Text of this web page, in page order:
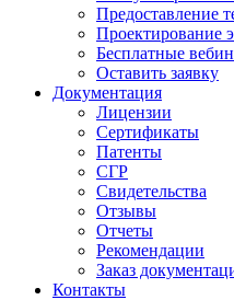
Предоставление
Проектирование
Бесплатные
Оставить заявку
Документация
Лицензии
Сертификаты
Патенты
СГР
Свидетельства
Отзывы
Отчеты
Рекомендации
Заказ
Контакты